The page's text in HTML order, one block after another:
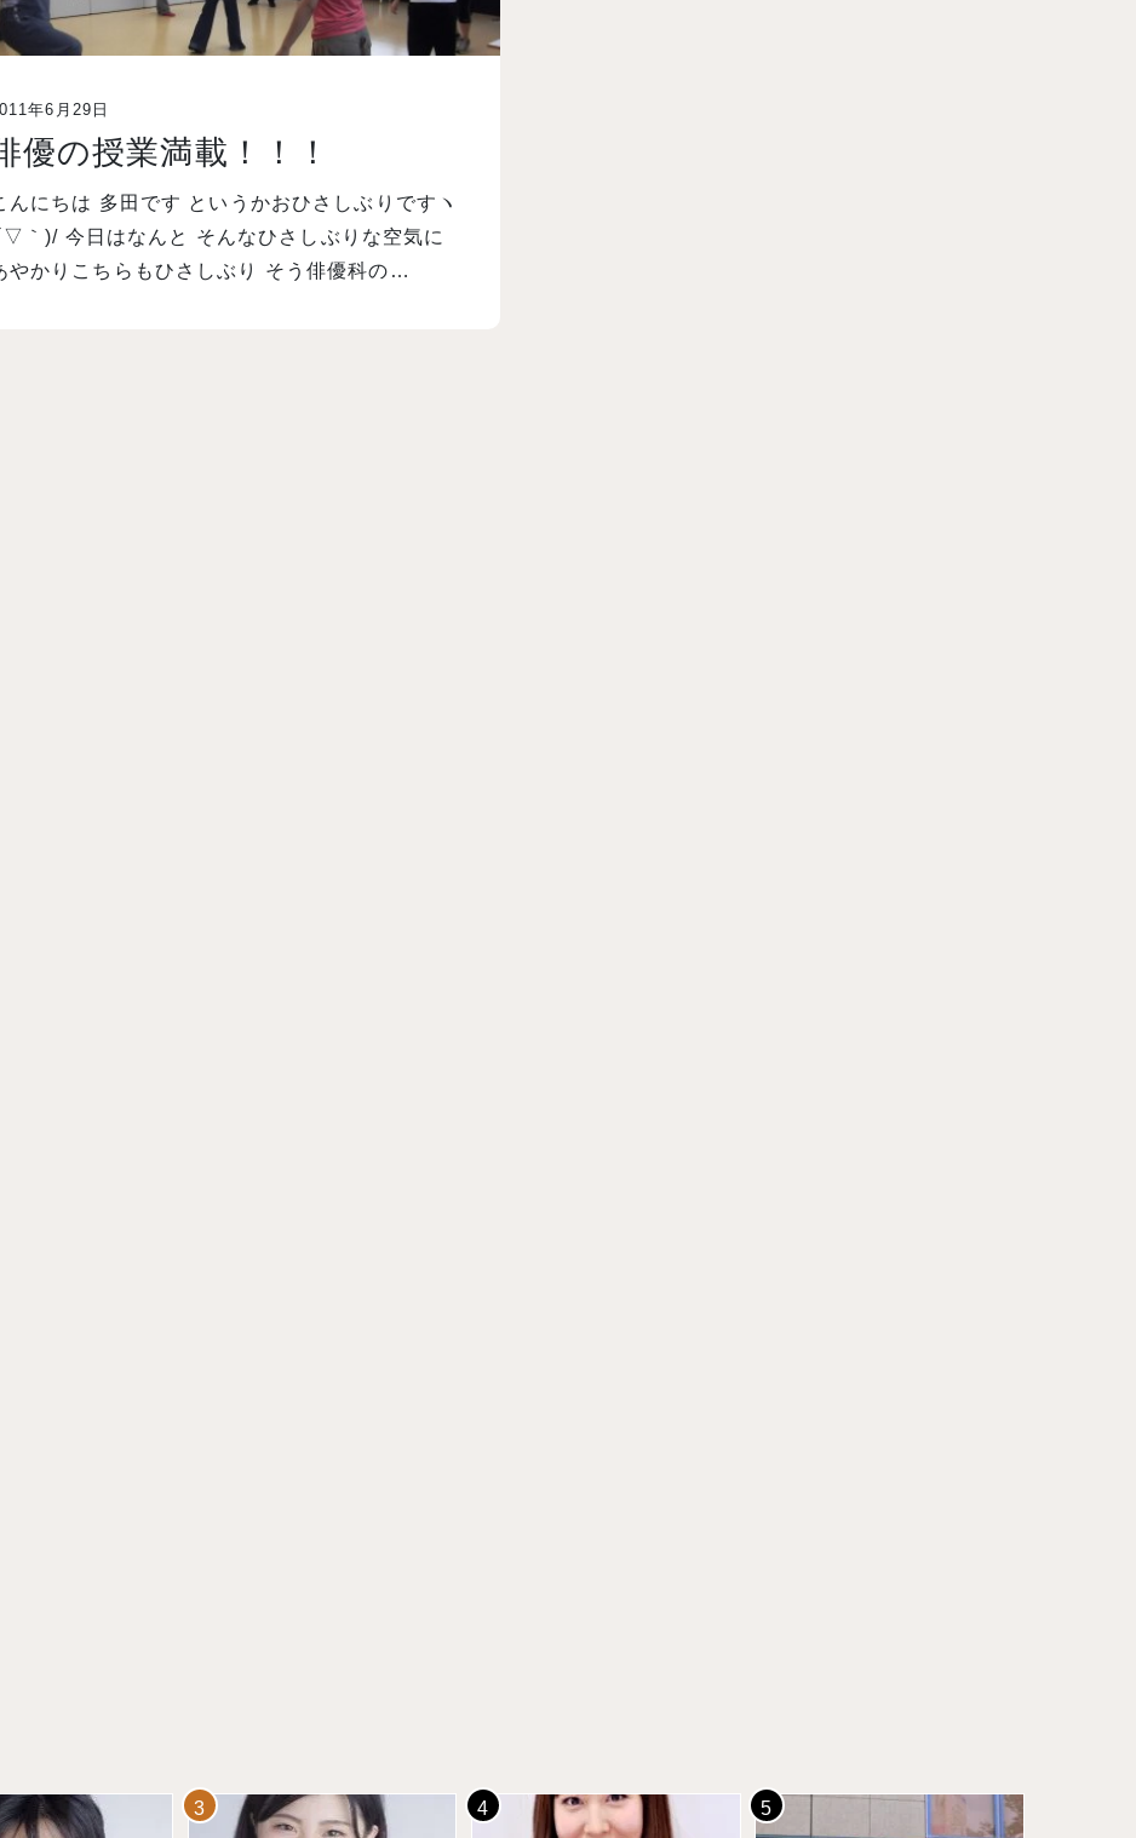
年6月29日
優の授業満載！！！
んにちは 多田です というかおひさしぶりですヽ
｀)/ 今日はなんと そんなひさしぶりな空気に
やかりこちらもひさしぶり そう俳優科の…